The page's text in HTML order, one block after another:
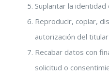
Suplantar la
Reproducir, copiar,
autorización del
Recabar datos con
solicitud o